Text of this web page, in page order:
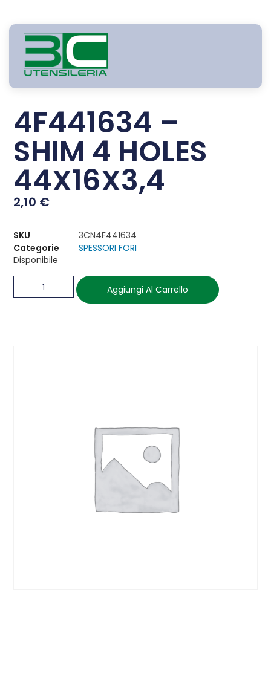
4F441634 –
SHIM 4 HOLES
44X16X3,4
2,10 €
SKU
3CN4F441634
Categorie
SPESSORI FORI
Disponibile
Aggiungi Al Carrello